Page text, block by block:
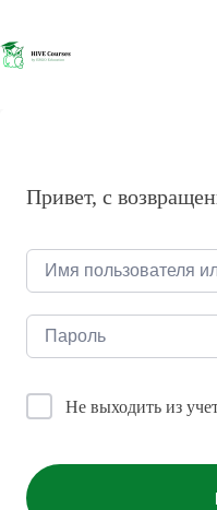
сути
Привет, с
Не выходить из